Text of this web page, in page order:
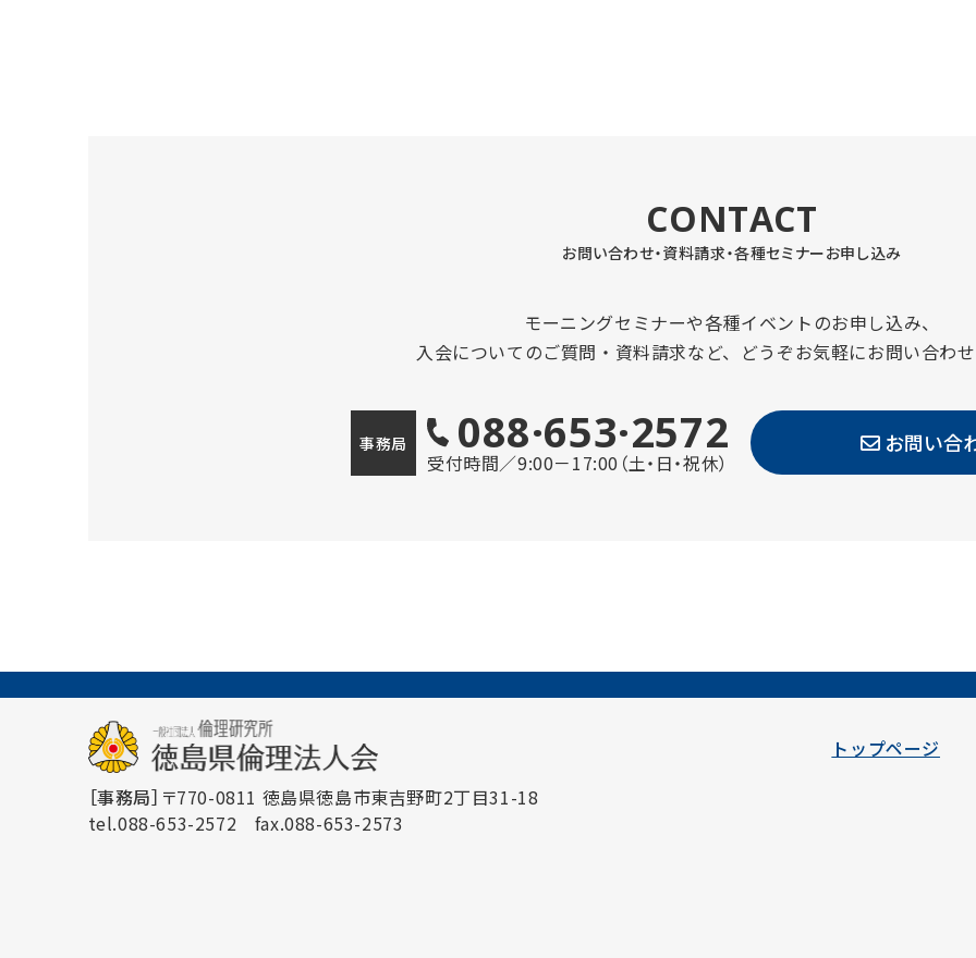
CONTACT
お問い合わせ・資料請求・各種セミナーお申し込み
モーニングセミナーや各種イベントのお申し込み、
入会についてのご質問・資料請求など、どうぞお気軽にお問い合わ
事務局 088·653·2572
受付時間／9:00－17:00（土・日・祝休）
お問い合
［事務局］ 〒770-0811 徳島県徳島市東吉野町2丁目31-18
tel.088-653-2572 fax.088-653-2573
トップページ